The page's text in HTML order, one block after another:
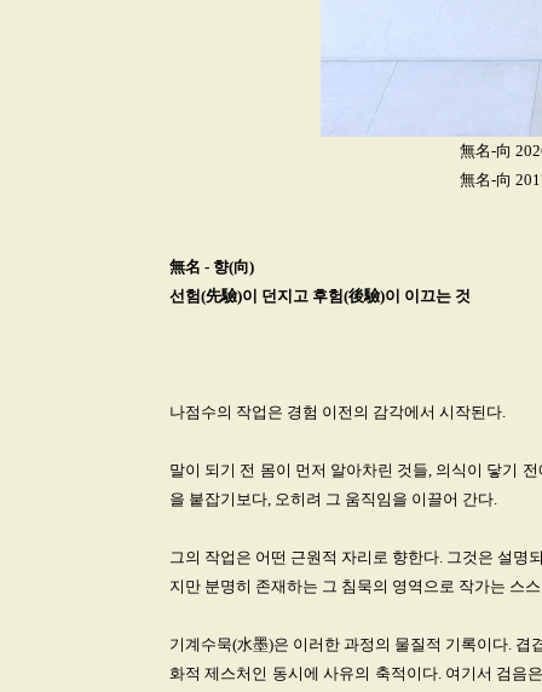
無名-向
無名-向
無名 - 향(向)
선험(先驗)이 던지고 후험(後驗)이 이끄는 것
나점수의 작업은 경험 이전의 감각에서 시작된다.
말이 되기 전 몸이 먼저 알아차린 것들, 의식이 닿기
을 붙잡기보다, 오히려 그 움직임을 이끌어 간다.
그의 작업은 어떤 근원적 자리로 향한다. 그것은 설명
지만 분명히 존재하는 그 침묵의 영역으로 작가는 스
기계수묵(水墨)은 이러한 과정의 물질적 기록이다.
화적 제스처인 동시에 사유의 축적이다. 여기서 검음